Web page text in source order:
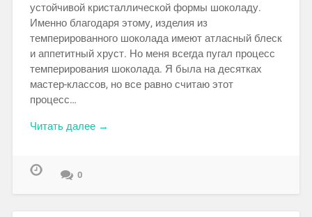
устойчивой кристаллической формы шоколаду.
Именно благодаря этому, изделия из
темперированного шоколада имеют атласный блеск
и аппетитный хруст. Но меня всегда пугал процесс
темперирования шоколада. Я была на десятках
мастер-классов, но все равно считаю этот
процесс…
Читать далее →
0